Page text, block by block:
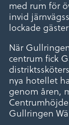
med rum för
invid
lockade
När
centrum fick
nya hotellet
genom åren,
Gullringen